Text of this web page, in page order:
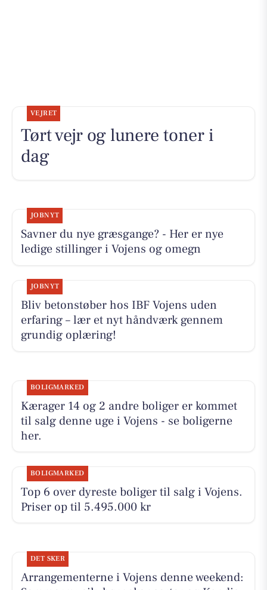
VEJRET
Tørt vejr og lunere toner i
dag
JOBNYT
Savner du nye græsgange? - Her er nye
ledige stillinger i Vojens og omegn
JOBNYT
Bliv betonstøber hos IBF Vojens uden
erfaring – lær et nyt håndværk gennem
grundig oplæring!
BOLIGMARKED
Kærager 14 og 2 andre boliger er kommet
til salg denne uge i Vojens - se boligerne
her.
BOLIGMARKED
Top 6 over dyreste boliger til salg i Vojens.
Priser op til 5.495.000 kr
DET SKER
Arrangementerne i Vojens denne weekend: